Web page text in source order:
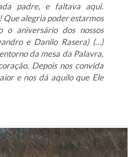
padre, e faltava aqui.
Que alegria poder estarmos
o aniversário dos nossos
e Danilo Rasera) (…)
da mesa da Palavra,
Depois nos convida
e nos dá aquilo que Ele